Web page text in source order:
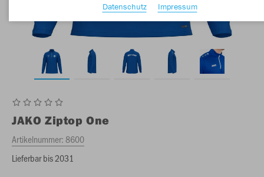
JAKO Ziptop One
Artikelnummer:8600
Lieferbar bis 2031
Datenschutz
Impressum